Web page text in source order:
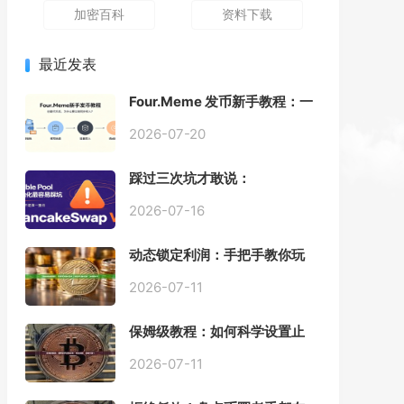
加密百科 资料下载
最近发表
Four.Meme 发币新手教程：一
动踩坑
2026-07-20
踩过三次坑才敢说：
Pool 最容易翻车的不是手续
2026-07-16
动态锁定利润：手把手教你玩
2026-07-11
保姆级教程：如何科学设置止
2026-07-11